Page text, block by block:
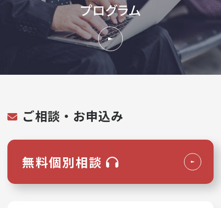
プログラム
ご相談・お申込み
無料個別相談